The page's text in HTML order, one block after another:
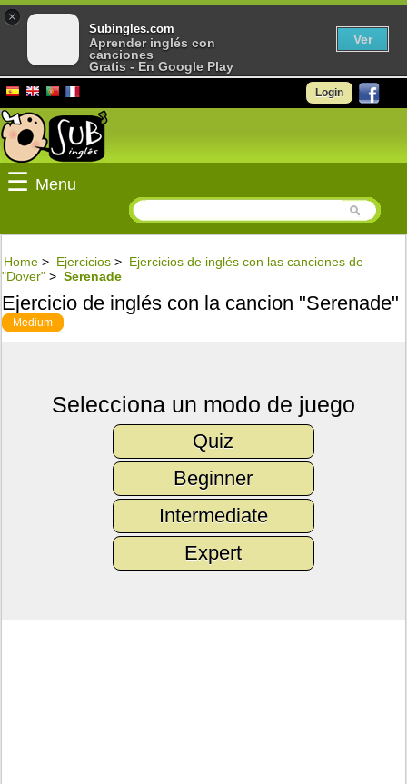
Login
☰ Menu
Home > Ejercicios > Ejercicios de inglés con las canciones de
"Dover" > Serenade
Ejercicio de inglés con la cancion "Serenade"
Medium
Selecciona un modo de juego
Quiz
Beginner
Intermediate
Expert
×
Subingles.com
Aprender inglés con
canciones
Gratis - En Google Play
Ver